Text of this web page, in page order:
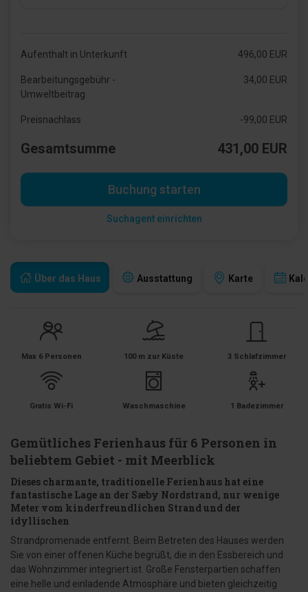
Über das Haus Ausstattung Karte
Max 6 Personen 100 m zur Küste 3 Schlafzimmer
Gratis Wi-Fi Waschmaschine 1 Badezimmer
Gemütliches Ferienhaus für 6 Personen in
beliebtem Gebiet - mit Meerblick
Dieses charmante, traditionelle Ferienhaus hat eine
fantastische Lage an der Sæby Nordstrand, nur wenige
Meter vom kinderfreundlichen Strand und der
idyllischen
Strandpromenade entfernt. Beim Betreten des Hauses werden
Sie von einer offenen Küche begrüßt, die in den Essbereich und
das Wohnzimmer integriert ist. Große Fensterpartien schaffen
eine helle und einladende Atmosphäre und bieten gleichzeitig
Aufenthalt in Unterkunft 496,00 EUR
Bearbeitungsgebühr -
Umweltbeitrag
34,00 EUR
Preisnachlass -99,00 EUR
Gesamtsumme 431,00 EUR
Buchung starten
Suchagent einrichten